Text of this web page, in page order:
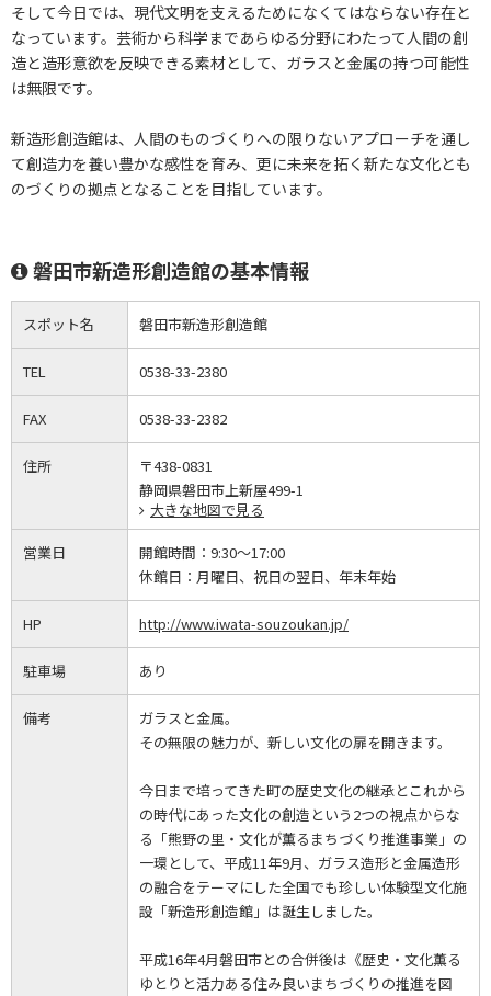
そして今日では、現代文明を支えるためになくてはならない存在と
なっています。芸術から科学まであらゆる分野にわたって人間の創
造と造形意欲を反映できる素材として、ガラスと金属の持つ可能性
は無限です。
新造形創造館は、人間のものづくりへの限りないアプローチを通し
て創造力を養い豊かな感性を育み、更に未来を拓く新たな文化とも
のづくりの拠点となることを目指しています。
磐田市新造形創造館の基本情報
スポット名 磐田市新造形創造館
TEL 0538-33-2380
FAX 0538-33-2382
住所
〒438-0831
静岡県磐田市上新屋499-1
大きな地図で見る
営業日 開館時間： 9:30～17:00
休館日： 月曜日、祝日の翌日、年末年始
HP http://www.iwata-souzoukan.jp/
駐車場 あり
備考
ガラスと金属。
その無限の魅力が、新しい文化の扉を開きます。
今日まで培ってきた町の歴史文化の継承とこれから
の時代にあった文化の創造という2つの視点からな
る「熊野の里・文化が薫るまちづくり推進事業」の
一環として、平成11年9月、ガラス造形と金属造形
の融合をテーマにした全国でも珍しい体験型文化施
設「新造形創造館」は誕生しました。
平成16年4月磐田市との合併後は《歴史・文化薫る
ゆとりと活力ある住み良いまちづくりの推進を図